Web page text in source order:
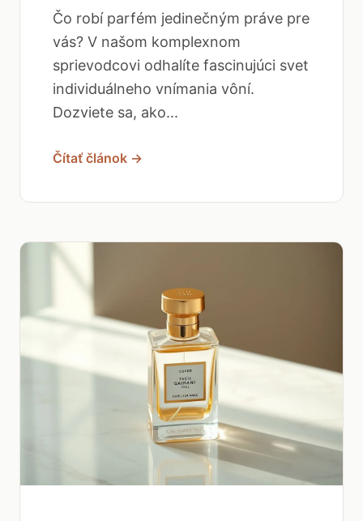
Čo robí parfém jedinečným práve pre
vás? V našom komplexnom
sprievodcovi odhalíte fascinujúci svet
individuálneho vnímania vôní.
Dozviete sa, ako...
Čítať článok →